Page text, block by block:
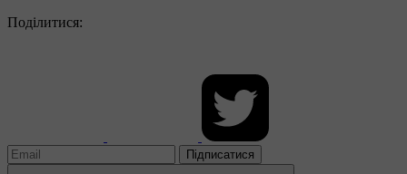
Поділитися:
Підписатися